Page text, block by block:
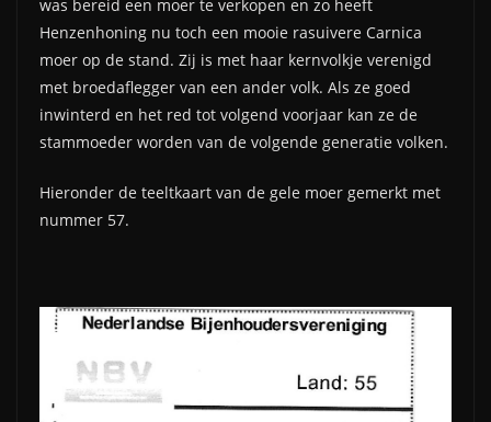
was bereid een moer te verkopen en zo heeft
Henzenhoning nu toch een mooie rasuivere Carnica
moer op de stand. Zij is met haar kernvolkje verenigd
met broedaflegger van een ander volk. Als ze goed
inwinterd en het red tot volgend voorjaar kan ze de
stammoeder worden van de volgende generatie volken.
Hieronder de teeltkaart van de gele moer gemerkt met
nummer 57.